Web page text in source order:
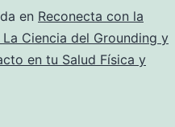
en Reconecta con la
La Ciencia del Grounding y
en tu Salud Física y